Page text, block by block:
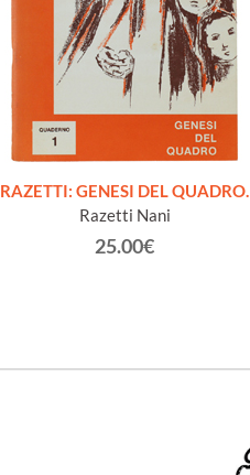
RAZETTI: GENESI DEL QUADRO.
Razetti Nani
25.00€